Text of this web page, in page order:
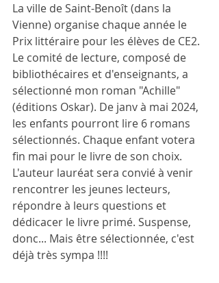
La ville de Saint-Benoît (dans la
Vienne) organise chaque année le
Prix littéraire pour les élèves de CE2.
Le comité de lecture, composé de
bibliothécaires et d'enseignants, a
sélectionné mon roman "Achille"
(éditions Oskar). De janv à mai 2024,
les enfants pourront lire 6 romans
sélectionnés. Chaque enfant votera
fin mai pour le livre de son choix.
L'auteur lauréat sera convié à venir
rencontrer les jeunes lecteurs,
répondre à leurs questions et
dédicacer le livre primé. Suspense,
donc... Mais être sélectionnée, c'est
déjà très sympa !!!!